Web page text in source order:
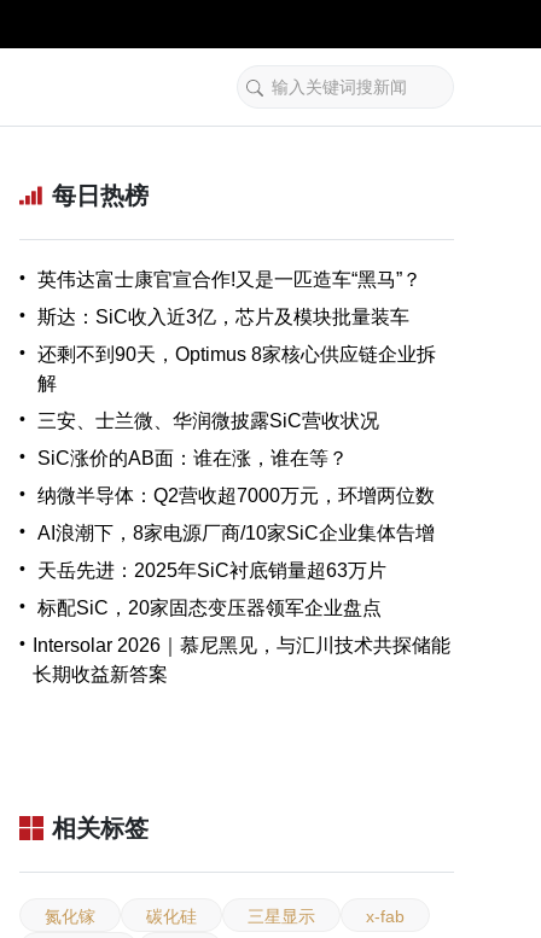
每日热榜
• 英伟达富士康官宣合作!又是一匹造车“黑马”？
• 斯达：SiC收入近3亿，芯片及模块批量装车
•
还剩不到90天，Optimus 8家核心供应链企业拆
解
• 三安、士兰微、华润微披露SiC营收状况
• SiC涨价的AB面：谁在涨，谁在等？
• 纳微半导体：Q2营收超7000万元，环增两位数
• AI浪潮下，8家电源厂商/10家SiC企业集体告增
• 天岳先进：2025年SiC衬底销量超63万片
• 标配SiC，20家固态变压器领军企业盘点
•
Intersolar 2026｜慕尼黑见，与汇川技术共探储能
长期收益新答案
相关标签
氮化镓 碳化硅 三星显示
x-fab